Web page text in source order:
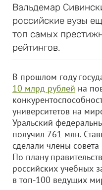
Вальдемар
российские вузы
топ самых
рейтингов.
В прошлом году
10 млрд рублей на
университетов на
Уральский
получил 761 млн.
сделали члены
По плану
российских учебных
в топ-100 ведущих